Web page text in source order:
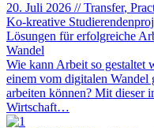
20. Juli 2026 //Transfer,
Ko-kreative
Lösungen für erfolgreiche
Wandel
Wie kann Arbeit so gestaltet
einem vom digitalen Wandel
arbeiten können? Mit dieser
Wirtschaft…